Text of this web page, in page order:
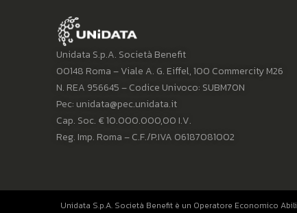
Unidata S.p.A. Società Benefit
00148 Roma – Viale A. G. Eiffel, 100 Commercity M26
N. REA 956645 – Codice Univoco: SUBM70N
Pec: unidata@pec.unidata.it
Cap. Soc. € 10.000.000,00 I.V.
Reg. Imp. Roma – C.F./P.IVA 06187081002
Unidata S.p.A. Società Benefit è un Operatore Economico